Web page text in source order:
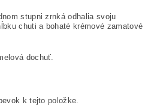
stupni zrnká odhalia svoju
chuti a bohaté krémové zamatové
dochuť.
k tejto položke.